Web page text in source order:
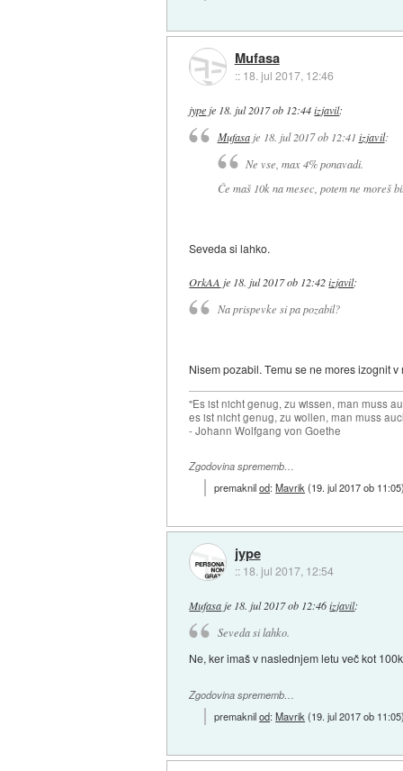
Mufasa
:: 18. jul 2017, 12:46
jype je 18. jul 2017 ob 12:44 izjavil:
Mufasaje 18. jul 2017 ob 12:41 izjavil:
Ne vse, max 4% ponavadi.
Če maš 10k na mesec, potem ne moreš
Seveda si lahko.
OrkAA je 18. jul 2017 ob 12:42 izjavil:
Na prispevke si pa pozabil?
Nisem pozabil. Temu se ne mores izognit
"Es ist nicht genug, zu wissen, man muss
es ist nicht genug, zu wollen, man muss
- Johann Wolfgang von Goethe
Zgodovina sprememb…
premaknilod:Mavrik (19. jul 2017 ob 11:05)
jype
:: 18. jul 2017, 12:54
Mufasa je 18. jul 2017 ob 12:46 izjavil:
Seveda si lahko.
Ne, ker imaš v naslednjem letu več kot
Zgodovina sprememb…
premaknilod:Mavrik (19. jul 2017 ob 11:05)